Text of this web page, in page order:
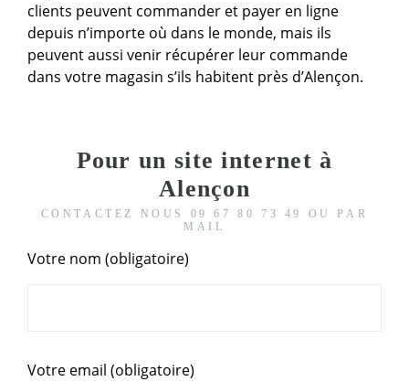
clients peuvent commander et payer en ligne
depuis n’importe où dans le monde, mais ils
peuvent aussi venir récupérer leur commande
dans votre magasin s’ils habitent près d’Alençon.
Pour un site internet à
Alençon
CONTACTEZ NOUS 09 67 80 73 49 OU PAR
MAIL
Votre nom (obligatoire)
Votre email (obligatoire)